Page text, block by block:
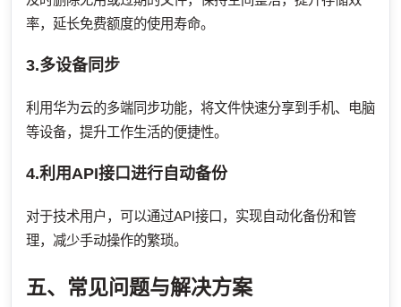
率，延长免费额度的使用寿命。
3.多设备同步
利用华为云的多端同步功能，将文件快速分享到手机、电脑
等设备，提升工作生活的便捷性。
4.利用API接口进行自动备份
对于技术用户，可以通过API接口，实现自动化备份和管
理，减少手动操作的繁琐。
五、常见问题与解决方案